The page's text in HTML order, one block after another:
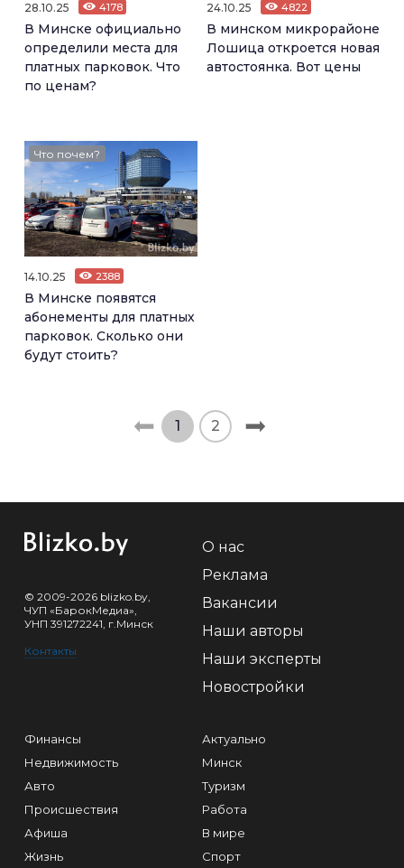
28.10.25 4178
В Минске официально
определили места для
платных парковок. Что
по ценам?
24.10.25 4822
В минском микрорайоне
Лошица откроется новая
автостоянка. Вот цены
Что почем?
14.10.25 2388
В Минске появятся
абонементы для платных
парковок. Сколько они
будут стоить?
1 2
© 2009-2026 blizko.by,
ЧУП «БарокМедиа»,
УНП 391272241, г.Минск
Контакты
О нас
Реклама
Вакансии
Наши авторы
Наши эксперты
Новостройки
Финансы
Недвижимость
Авто
Происшествия
Афиша
Жизнь
Актуально
Минск
Туризм
Работа
В мире
Спорт